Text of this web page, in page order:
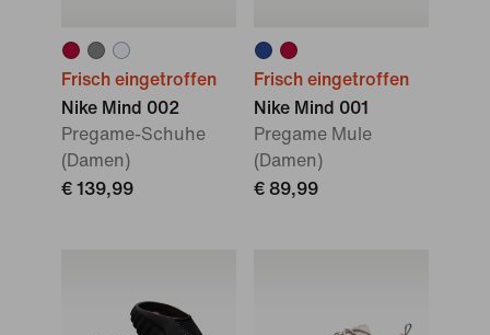
Frisch eingetroffen
Nike Mind 002
Pregame-Schuhe
(Damen)
€ 139,99
Frisch eingetroffen
Nike Mind 001
Pregame Mule
(Damen)
€ 89,99